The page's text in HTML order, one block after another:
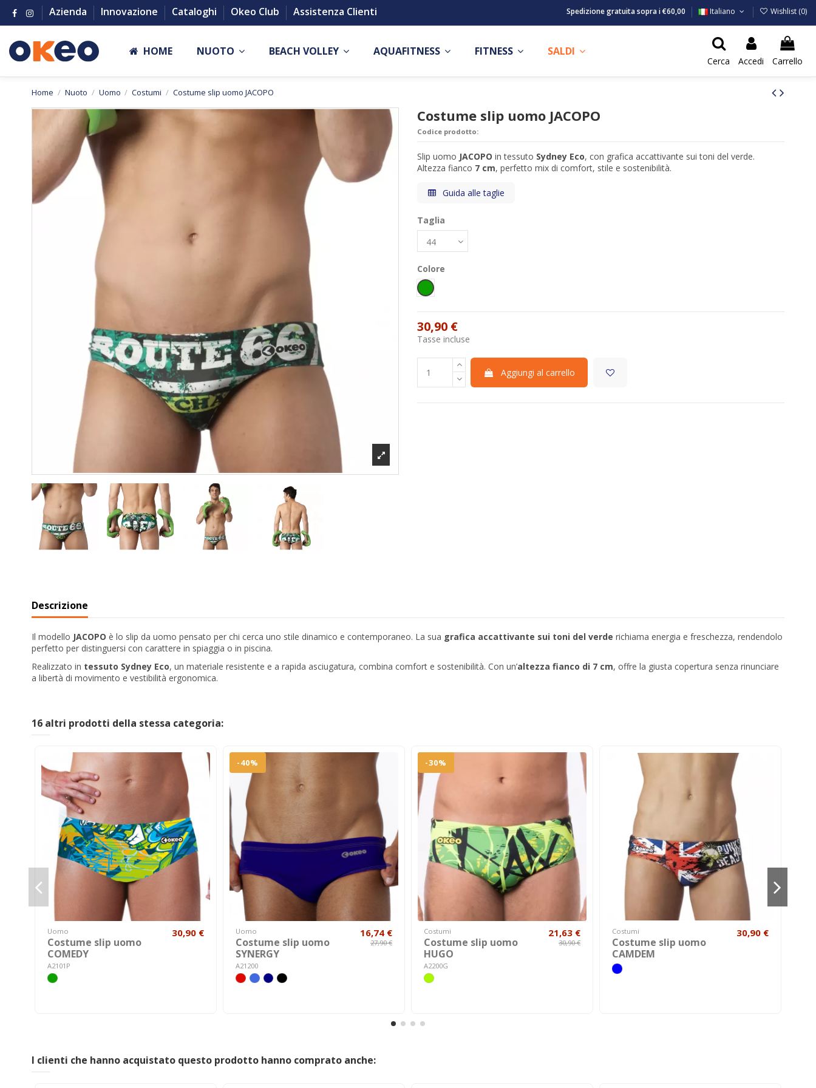
Azienda Innovazione Cataloghi Okeo Club Assistenza Clienti Spedizione gratuita sopra i €60,00 Italiano Wishlist (0)
HOME NUOTO BEACH VOLLEY AQUAFITNESS FITNESS SALDI
Cerca Accedi Carrello
Home Nuoto Uomo Costumi Costume slip uomo JACOPO
Costume slip uomo JACOPO
Codice prodotto:
Slip uomo JACOPO in tessuto Sydney Eco, con grafica accattivante sui toni del verde.
Altezza fianco 7 cm, perfetto mix di comfort, stile e sostenibilità.
Guida alle taglie
Taglia
Colore
Verde
30,90 €
Tasse incluse
Aggiungi al carrello
Descrizione
Il modello JACOPO è lo slip da uomo pensato per chi cerca uno stile dinamico e contemporaneo. La sua grafica accattivante sui toni del verde richiama energia e freschezza, rendendolo
perfetto per distinguersi con carattere in spiaggia o in piscina.
Realizzato in tessuto Sydney Eco, un materiale resistente e a rapida asciugatura, combina comfort e sostenibilità. Con un’altezza fianco di 7 cm, offre la giusta copertura senza rinunciare
a libertà di movimento e vestibilità ergonomica.
16 altri prodotti della stessa categoria:
Uomo
Costume slip uomo
COMEDY
A2101P
30,90 €
-40%
Uomo
Costume slip uomo
SYNERGY
A21200
16,74 €
27,90 €
-30%
Costumi
Costume slip uomo
HUGO
A2200G
21,63 €
30,90 €
Costumi
Costume slip uomo
CAMDEM
30,90 €
I clienti che hanno acquistato questo prodotto hanno comprato anche: